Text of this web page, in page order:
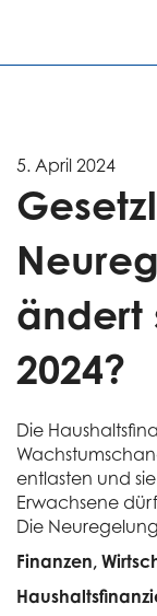
5. April 2024
ändert
2024?
Die
entlasten und
Erwachsene
Die
Finanzen,